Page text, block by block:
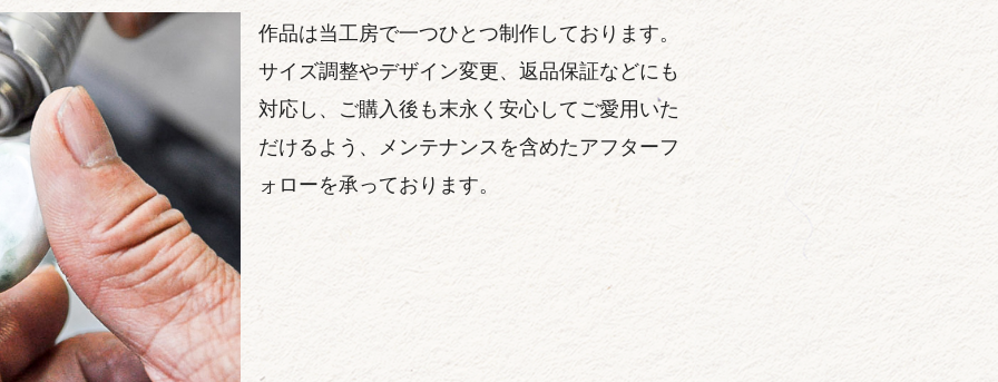
作品は当工房で一つひとつ制作しております。
サイズ調整やデザイン変更、返品保証などにも
対応し、ご購入後も末永く安心してご愛用いた
だけるよう、メンテナンスを含めたアフターフ
ォローを承っております。